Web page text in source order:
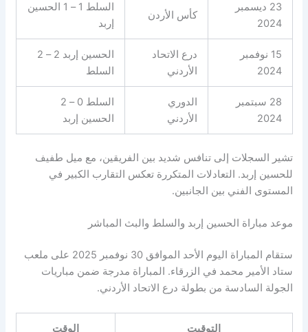
23 ديسمبر
2024
كأس الأردن
السلط 1 – 1 الحسين
إربد
15 نوفمبر
2024
درع الاتحاد
الأردني
الحسين إربد 2 – 2
السلط
28 سبتمبر
2024
الدوري
الأردني
السلط 0 – 2
الحسين إربد
تشير السجلات إلى تنافس شديد بين الفريقين، مع ميل طفيف
للحسين إربد. التعادلات المتكررة تعكس التقارب الكبير في
المستوى الفني بين الجانبين.
موعد مباراة الحسين إربد والسلط والبث المباشر
ستقام المباراة اليوم الأحد الموافق 30 نوفمبر 2025 على ملعب
ستاد الأمير محمد في الزرقاء. المباراة مدرجة ضمن مباريات
الجولة السادسة من بطولة درع الاتحاد الأردني.
التوقيت الوقت